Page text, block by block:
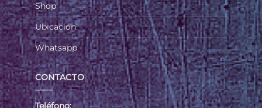
Shop
Ubicación
Whatsapp
CONTACTO
Teléfono: